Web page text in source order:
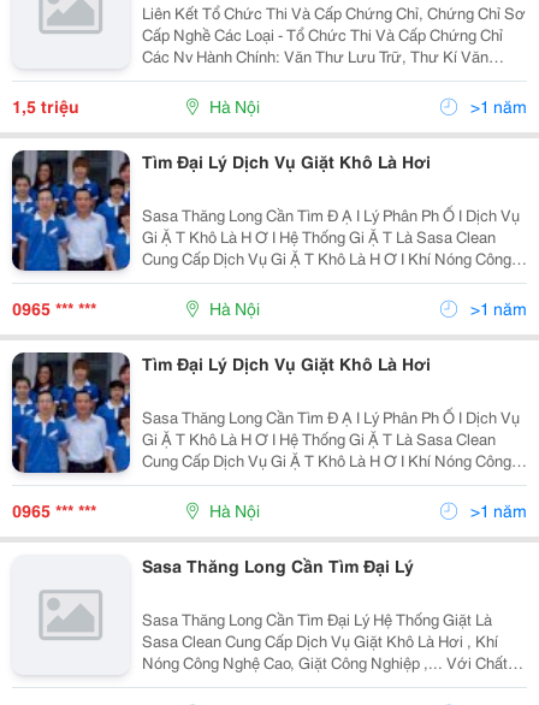
Liên Kết Tổ Chức Thi Và Cấp Chứng Chỉ, Chứng Chỉ Sơ
Cấp Nghề Các Loại - Tổ Chức Thi Và Cấp Chứng Chỉ
Các Nv Hành Chính: Văn Thư Lưu Trữ, Thư Kí Văn
Phòng, Lễ Tân Hành Chính, Hướng Dẫn Viên Du Lịch,
Thông Tin Thư Viện.... - Tổ Chức Thi Và Cấp Chứng...
1,5 triệu Hà Nội >1 năm
Tìm Đại Lý Dịch Vụ Giặt Khô Là Hơi
Sasa Thăng Long Cần Tìm Đ Ạ I Lý Phân Ph Ố I Dịch Vụ
Gi Ặ T Khô Là H Ơ I Hệ Thống Gi Ặ T Là Sasa Clean
Cung Cấp Dịch Vụ Gi Ặ T Khô Là H Ơ I Khí Nóng Công
Nghệ Cao, Gi Ặ T Công Nghi Ệ P ,... Với Chất Lượng
Cao, Giá Cả Cạnh Tranh, Chính Sách Đại Lý Hấp
0965 *** *** Hà Nội >1 năm
Tìm Đại Lý Dịch Vụ Giặt Khô Là Hơi
Sasa Thăng Long Cần Tìm Đ Ạ I Lý Phân Ph Ố I Dịch Vụ
Gi Ặ T Khô Là H Ơ I Hệ Thống Gi Ặ T Là Sasa Clean
Cung Cấp Dịch Vụ Gi Ặ T Khô Là H Ơ I Khí Nóng Công
Nghệ Cao, Gi Ặ T Công Nghi Ệ P ,... Với Chất Lượng
Cao, Giá Cả Cạnh Tranh, Chính Sách Đại Lý Hấp
0965 *** *** Hà Nội >1 năm
Sasa Thăng Long Cần Tìm Đại Lý
Sasa Thăng Long Cần Tìm Đại Lý Hệ Thống Giặt Là
Sasa Clean Cung Cấp Dịch Vụ Giặt Khô Là Hơi , Khí
Nóng Công Nghệ Cao, Giặt Công Nghiệp ,... Với Chất
Lượng Cao, Giá Cả Cạnh Tranh, Chính Sách Đại Lý Hấp